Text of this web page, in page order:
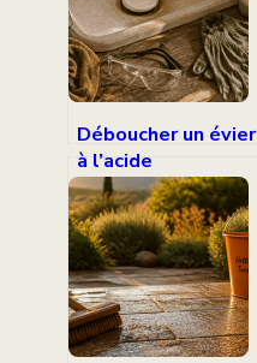
Déboucher un évier
à l’acide
chlorhydrique : 3
risques majeurs
pour vos
canalisations